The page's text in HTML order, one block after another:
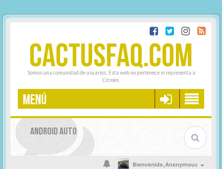
CACTUSFAQ.COM
Somos una comunidad de usuarios. Esta web no pertenece ni representa a
Citroën.
MENÚ
ANDROID AUTO
Bienvenido,Anonymous